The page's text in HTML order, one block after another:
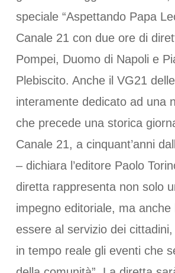
speciale “Aspettando Papa
Canale 21 con due ore di
Pompei, Duomo di Napoli e
Plebiscito. Anche il VG21
interamente dedicato ad una
che precede una storica
Canale 21, a cinquant’anni
– dichiara l’editore Paolo
diretta rappresenta non solo
impegno editoriale, ma
essere al servizio dei
in tempo reale gli eventi che